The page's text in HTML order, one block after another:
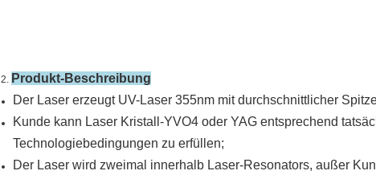
2. Produkt-Beschreibung
Der Laser erzeugt UV-Laser 355nm mit durchschnittlicher
Kunde kann Laser Kristall-YVO4 oder YAG entsprechend
Technologiebedingungen zu erfüllen;
Der Laser wird zweimal innerhalb Laser-Resonators, außer